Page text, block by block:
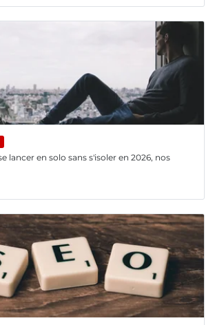
lancer en solo sans s'isoler en 2026, nos